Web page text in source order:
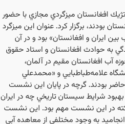
افغانستان ميزگردي مجازي با حضور
ايران و ۲ تن از افغانستان بودند، برگزار كرد. عنوان اين ميزگرد
ايران و افغانستان» بود و در آن
به حوادث افغانستان و استاد حقوق
آب افغانستان مقيم در آلمان،
علامه‌طباطبايي و «محمدعلي
حاضر بودند. گرچه در پايان اين نشست
شرايط سيستان تاريخي چه در ايران
نكته در اين نشست مهم بود. اين نشست
دقيقه به طول انجاميد به وجود مختلفي از معاهده آبي